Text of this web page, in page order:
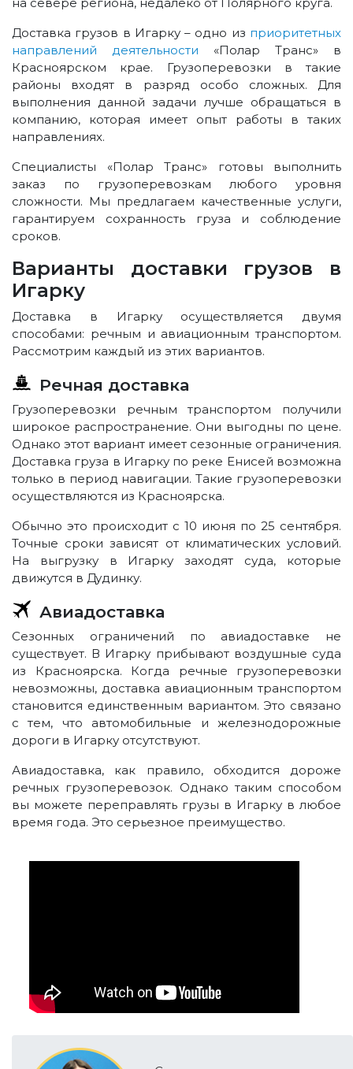
Доставка грузов в Игарку – одно из приоритетных
направлений деятельности «Полар Транс» в
Красноярском крае. Грузоперевозки в такие
районы входят в разряд особо сложных. Для
выполнения данной задачи лучше обращаться в
компанию, которая имеет опыт работы в таких
направлениях.
Специалисты «Полар Транс» готовы выполнить
заказ по грузоперевозкам любого уровня
сложности. Мы предлагаем качественные услуги,
гарантируем сохранность груза и соблюдение
сроков.
Варианты доставки грузов в
Игарку
Доставка в Игарку осуществляется двумя
способами: речным и авиационным транспортом.
Рассмотрим каждый из этих вариантов.
Речная доставка
Грузоперевозки речным транспортом получили
широкое распространение. Они выгодны по цене.
Однако этот вариант имеет сезонные ограничения.
Доставка груза в Игарку по реке Енисей возможна
только в период навигации. Такие грузоперевозки
осуществляются из Красноярска.
Обычно это происходит с 10 июня по 25 сентября.
Точные сроки зависят от климатических условий.
На выгрузку в Игарку заходят суда, которые
движутся в Дудинку.
Авиадоставка
Сезонных ограничений по авиадоставке не
существует. В Игарку прибывают воздушные суда
из Красноярска. Когда речные грузоперевозки
невозможны, доставка авиационным транспортом
становится единственным вариантом. Это связано
с тем, что автомобильные и железнодорожные
дороги в Игарку отсутствуют.
Авиадоставка, как правило, обходится дороже
речных грузоперевозок. Однако таким способом
вы можете переправлять грузы в Игарку в любое
время года. Это серьезное преимущество.